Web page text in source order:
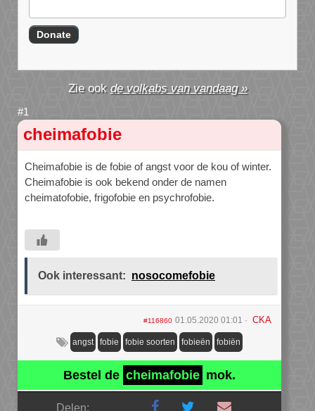
de volkabs van vandaag »
cheimafobie
Cheimafobie is de fobie of angst voor de kou of winter.
Cheimafobie is ook bekend onder de namen
cheimatofobie, frigofobie en psychrofobie.
Ook interessant: nosocomefobie
#116860 01.05.2020 01:01 CKA
angst fobie fobie soorten fobieën fobiën
Bestel de cheimafobie mok.
Delen: